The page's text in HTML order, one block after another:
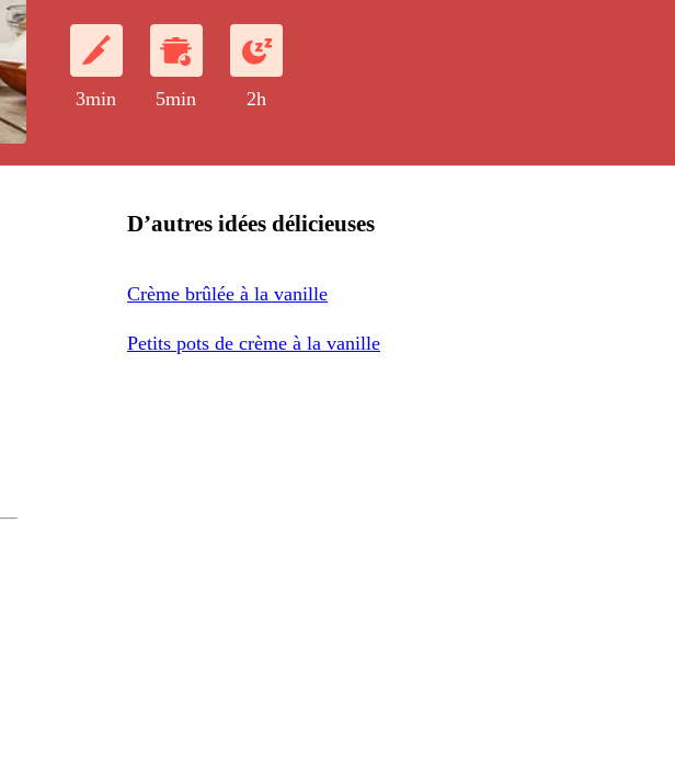
3min 5min 2h
D’autres idées délicieuses
Crème brûlée à la vanille
Petits pots de crème à la vanille